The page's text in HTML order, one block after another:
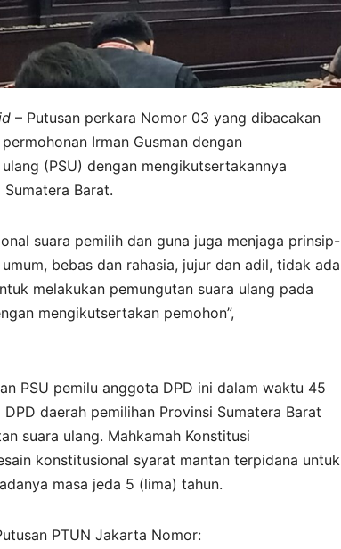
– Putusan perkara Nomor 03 yang dibacakan
Irman Gusman dengan
(PSU) dengan mengikutsertakannya
Barat.
suara pemilih dan guna juga menjaga prinsip-
bebas dan rahasia, jujur dan adil, tidak ada
melakukan pemungutan suara ulang pada
mengikutsertakan pemohon”,
PSU pemilu anggota DPD ini dalam waktu 45
daerah pemilihan Provinsi Sumatera Barat
suara ulang. Mahkamah Konstitusi
konstitusional syarat mantan terpidana untuk
masa jeda 5 (lima) tahun.
PTUN Jakarta Nomor: